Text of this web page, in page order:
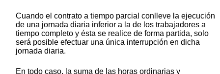
Cuando el contrato a tiempo parcial conlleve la ejecución
de una jornada diaria inferior a la de los trabajadores a
tiempo completo y ésta se realice de forma partida, solo
será posible efectuar una única interrupción en dicha
jornada diaria.
En todo caso, la suma de las horas ordinarias y